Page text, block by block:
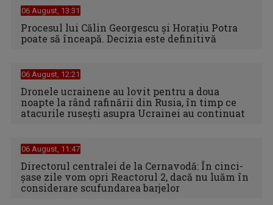
06 August, 13:31
Procesul lui Călin Georgescu și Horațiu Potra
poate să înceapă. Decizia este definitivă
06 August, 12:21
Dronele ucrainene au lovit pentru a doua
noapte la rând rafinării din Rusia, în timp ce
atacurile rusești asupra Ucrainei au continuat
06 August, 11:47
Directorul centralei de la Cernavodă: În cinci-
şase zile vom opri Reactorul 2, dacă nu luăm în
considerare scufundarea barjelor